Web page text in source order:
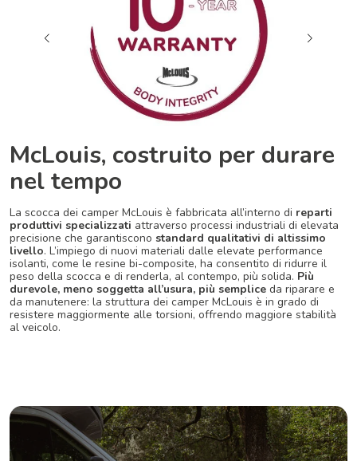
McLouis, costruito per durare
nel tempo
La scocca dei camper McLouis è fabbricata all’interno di reparti
produttivi specializzati attraverso processi industriali di elevata
precisione che garantiscono standard qualitativi di altissimo
livello. L’impiego di nuovi materiali dalle elevate performance
isolanti, come le resine bi-composite, ha consentito di ridurre il
peso della scocca e di renderla, al contempo, più solida. Più
durevole, meno soggetta all’usura, più semplice da riparare e
da manutenere: la struttura dei camper McLouis è in grado di
resistere maggiormente alle torsioni, offrendo maggiore stabilità
al veicolo.